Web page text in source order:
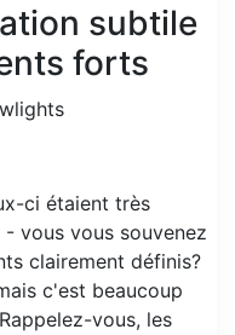
subtile
forts
ci étaient très
vous vous souvenez
clairement définis?
c'est beaucoup
vous, les